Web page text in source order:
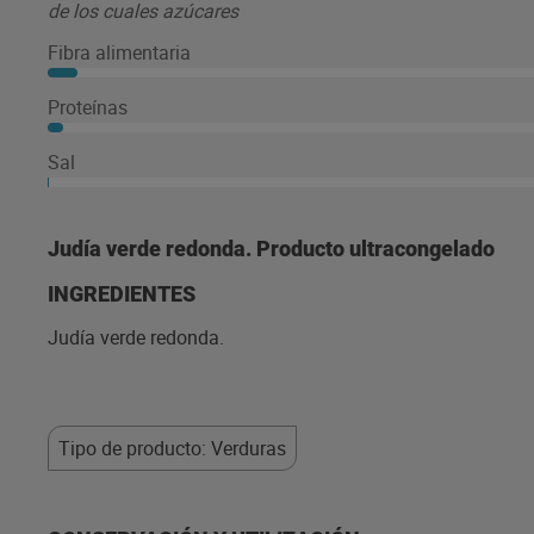
de los cuales azúcares
Fibra alimentaria
Proteínas
Sal
Judía verde redonda. Producto ultracongelado
INGREDIENTES
Judía verde redonda.
Tipo de producto: Verduras